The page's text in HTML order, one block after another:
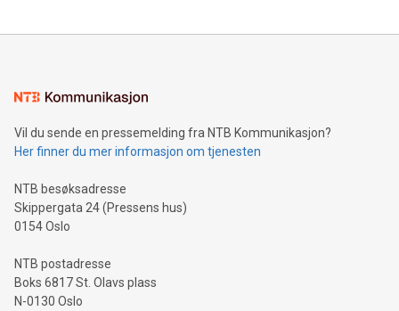
Vil du sende en pressemelding fra NTB Kommunikasjon?
Her finner du mer informasjon om tjenesten
NTB besøksadresse
Skippergata 24 (Pressens hus)
0154 Oslo
NTB postadresse
Boks 6817 St. Olavs plass
N-0130 Oslo